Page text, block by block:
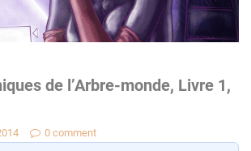
de l’Arbre-monde, Livre 1,
0 comment